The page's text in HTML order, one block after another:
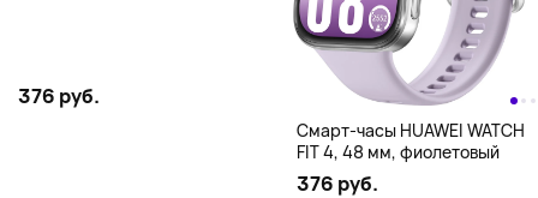
376 руб.
Смарт-часы HUAWEI WATCH
FIT 4, 48 мм, фиолетовый
376 руб.